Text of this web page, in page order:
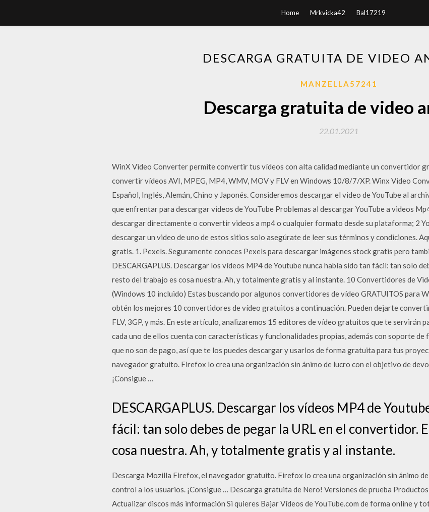
Home Mrkvicka42 Bal17219
DESCARGA GRATUITA DE VIDEO
MANZELLA57241
Descarga gratuita de video
22.01.2021
WinX Video Converter permite convertir tus vídeos con alta calidad mediante un convertidor
convertir vídeos AVI, MPEG, MP4, WMV, MOV y FLV en Windows 10/8/7/XP. Winx Video
Español, Inglés, Alemán, Chino y Japonés. Consideremos descargar el video de YouTube al
que enfrentar para descargar videos de YouTube Problemas al descargar YouTube a videos
descargar directamente o convertir videos a mp4 o cualquier formato desde su plataforma; 2
descargar un video de uno de estos sitios solo asegúrate de leer sus términos y condiciones.
gratis. 1. Pexels. Seguramente conoces Pexels para descargar imágenes stock gratis pero
DESCARGAPLUS. Descargar los vídeos MP4 de Youtube nunca había sido tan fácil: tan solo
resto del trabajo es cosa nuestra. Ah, y totalmente gratis y al instante. 10 Convertidores de
(Windows 10 incluido) Estas buscando por algunos convertidores de vídeo GRATUITOS para
obtén los mejores 10 convertidores de vídeo gratuitos a continuación. Pueden dejarte
FLV, 3GP, y más. En este artículo, analizaremos 15 editores de vídeo gratuitos que te servirán
cada uno de ellos cuenta con características y funcionalidades propias, además con soporte
que no son de pago, así que te los puedes descargar y usarlos de forma gratuita para tus
navegador gratuito. Firefox lo crea una organización sin ánimo de lucro con el objetivo de
¡Consigue …
DESCARGAPLUS. Descargar los vídeos MP4 de
fácil: tan solo debes de pegar la URL en el convertidor.
cosa nuestra. Ah, y totalmente gratis y al instante.
Descarga Mozilla Firefox, el navegador gratuito. Firefox lo crea una organización sin ánimo
control a los usuarios. ¡Consigue … Descarga gratuita de Nero! Versiones de prueba
Actualizar discos más información Si quieres Bajar Vídeos de YouTube.com de forma online y